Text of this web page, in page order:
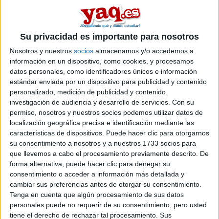
Su privacidad es importante para nosotros
Nosotros y nuestros socios almacenamos y/o accedemos a
información en un dispositivo, como cookies, y procesamos
datos personales, como identificadores únicos e información
estándar enviada por un dispositivo para publicidad y contenido
personalizado, medición de publicidad y contenido,
investigación de audiencia y desarrollo de servicios. Con su
permiso, nosotros y nuestros socios podemos utilizar datos de
localización geográfica precisa e identificación mediante las
características de dispositivos. Puede hacer clic para otorgarnos
su consentimiento a nosotros y a nuestros 1733 socios para
que llevemos a cabo el procesamiento previamente descrito. De
forma alternativa, puede hacer clic para denegar su
consentimiento o acceder a información más detallada y
cambiar sus preferencias antes de otorgar su consentimiento.
Tenga en cuenta que algún procesamiento de sus datos
personales puede no requerir de su consentimiento, pero usted
tiene el derecho de rechazar tal procesamiento. Sus
Hacer 1ºBach. en Inglaterra.
Fuentes_96 08/01/2012
Buenas, quería saber si es buena idea adentrarme en una
Inglaterra con un nivel de 4º de ESO.
En principio, quiero estudiar una ingeniería, y apoyarla con
idioma el inglés. Lo ven buena idea? Quisiera que me apoyaran
con otras posibilidades o caminos..
GRACIAS;)
1 comentario
Ingeniería Multimedia
Metalholic 04/06/2011
Abro este tema para que comentemos sobre esta nueva carrera.